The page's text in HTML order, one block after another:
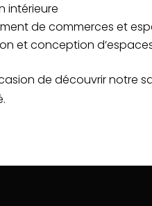
intérieure
de commerces et
et conception
de découvrir notre